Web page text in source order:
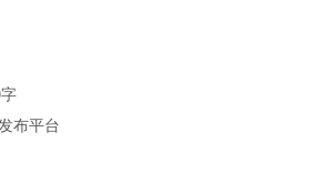
布平台